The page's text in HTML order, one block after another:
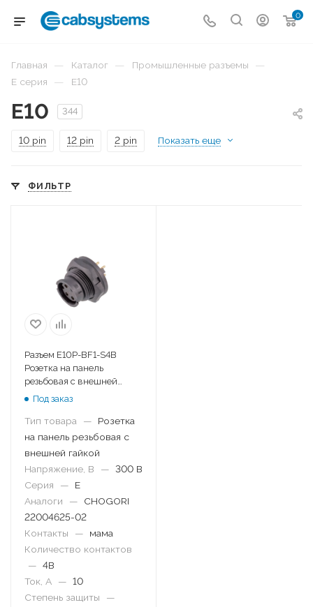
0
Главная — Каталог — Промышленные разъемы —
E серия — E10
E10 344
10 pin 12 pin 2 pin Показать еще
ФИЛЬТР
Разъем E10P-BF1-S4B
Розетка на панель
резьбовая с внешней
гайкой
Под заказ
Тип товара —
Розетка
на панель резьбовая с
внешней гайкой
Напряжение, В
— 300 В
Серия
—
E
Аналоги
—
CHOGORI
22004625-02
Контакты
—
мама
Количество контактов
— 4B
Ток, А
— 10
Степень защиты
—